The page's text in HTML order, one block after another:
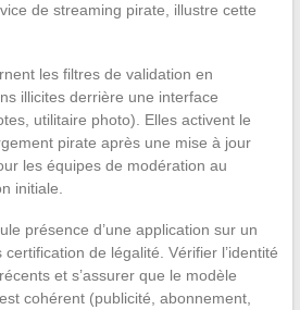
de streaming pirate, illustre cette
les filtres de validation en
illicites derrière une interface
utilitaire photo). Elles activent le
pirate après une mise à jour
les équipes de modération au
initiale.
présence d’une application sur un
de légalité. Vérifier l’identité
et s’assurer que le modèle
cohérent (publicité, abonnement,